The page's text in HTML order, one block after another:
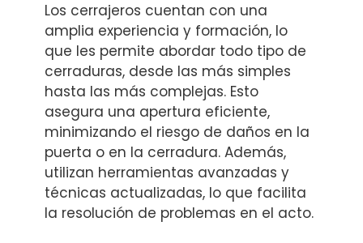
Los cerrajeros cuentan con una
amplia experiencia y formación, lo
que les permite abordar todo tipo de
cerraduras, desde las más simples
hasta las más complejas. Esto
asegura una apertura eficiente,
minimizando el riesgo de daños en la
puerta o en la cerradura. Además,
utilizan herramientas avanzadas y
técnicas actualizadas, lo que facilita
la resolución de problemas en el acto.